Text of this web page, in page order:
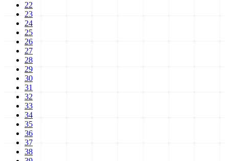
22
23
24
25
26
27
28
29
30
31
32
33
34
35
36
37
38